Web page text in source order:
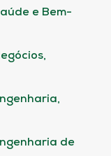
e Bem-
de